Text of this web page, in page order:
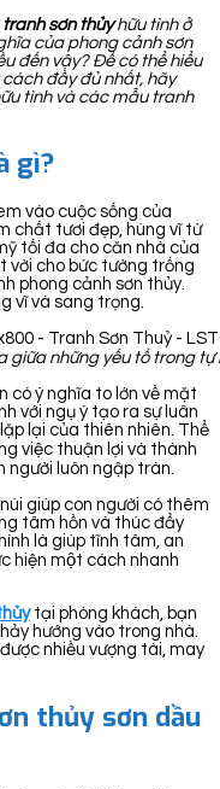
tranh sơn thủyhữu tình ở
của phong cảnh sơn
đến vậy? Để có thể hiểu
đầy đủ nhất, hãy
tình và các mẫu tranh
gì?
vào cuộc sống của
chất tươi đẹp, hùng vĩ từ
tối đa cho căn nhà của
vời cho bức tường trống
phong cảnh sơn thủy.
vĩ và sang trọng.
giữa những yếu tố trong tự
có ý nghĩa to lớn về mặt
với ngụ ý tạo ra sự luân
lại của thiên nhiên. Thể
việc thuận lợi và thành
người luôn ngập tràn.
giúp con người có thêm
tâm hồn và thúc đẩy
là giúp tĩnh tâm, an
hiện một cách nhanh
tại phòng khách, bạn
hướng vào trong nhà.
nhiều vượng tài, may
thủy sơn dầu